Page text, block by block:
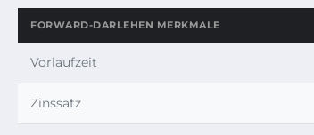
FORWARD-DARLEHEN MERKMALE
Vorlaufzeit
Zinssatz